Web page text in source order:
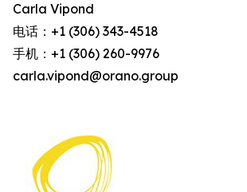
Carla Vipond
电话：+1 (306) 343-4518
手机：+1 (306) 260-9976
carla.vipond@orano.group